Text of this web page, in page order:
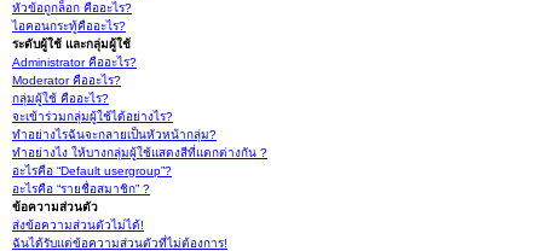
หัวข้อถูกล็อก คืออะไร?
ไอคอนกระทู้คืออะไร?
ระดับผู้ใช้ และกลุ่มผู้ใช้
Administrator คืออะไร?
Moderator คืออะไร?
กลุ่มผู้ใช้ คืออะไร?
จะเข้าร่วมกลุ่มผู้ใช้ได้อย่างไร?
ทำอย่างไรฉันจะกลายเป็นหัวหน้ากลุ่ม?
ทำอย่างไง ให้บางกลุ่มผู้ใช้แสดงสีที่แตกต่างกัน ?
อะไรคือ “Default usergroup”?
อะไรคือ “รายชื่อสมาชิก” ?
ข้อความส่วนตัว
ส่งข้อความส่วนตัวไม่ได้!
ฉันได้รับแต่ข้อความส่วนตัวที่ไม่ต้องการ!